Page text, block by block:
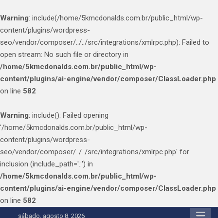
Warning: include(/home/5kmcdonalds.com.br/public_html/wp-
content/plugins/wordpress-
seo/vendor/composer/../../src/integrations/xmlrpc.php): Failed to
open stream: No such file or directory in
/home/5kmcdonalds.com.br/public_html/wp-
content/plugins/ai-engine/vendor/composer/ClassLoader.php
on line 582
Warning: include(): Failed opening
'/home/5kmcdonalds.com.br/public_html/wp-
content/plugins/wordpress-
seo/vendor/composer/../../src/integrations/xmlrpc.php' for
inclusion (include_path='.:') in
/home/5kmcdonalds.com.br/public_html/wp-
content/plugins/ai-engine/vendor/composer/ClassLoader.php
on line 582
sábado, agosto 8, 2026